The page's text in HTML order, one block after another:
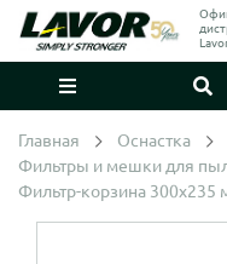
Главная Оснастка
Фильтры и мешки для
Фильтр-корзина 300x235